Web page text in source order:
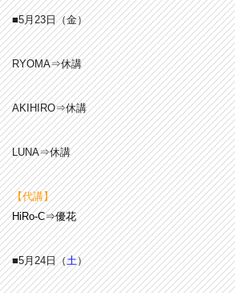
■5月23日（金）
RYOMA⇒休講
AKIHIRO⇒休講
LUNA⇒休講
【代講】
HiRo-C⇒優花
■5月24日（土）